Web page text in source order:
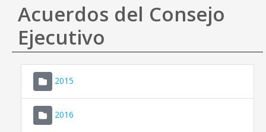
Mapa web
Ayuda
Acuerdos del Consejo
Ejecutivo
2015
2016